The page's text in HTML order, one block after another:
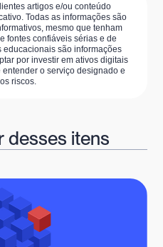
artigos e/ou conteúdo
Todas as informações são
mesmo que tenham
fontes confiáveis sérias e de
educacionais são informações
por investir em ativos digitais
o serviço designado e
riscos.
desses itens